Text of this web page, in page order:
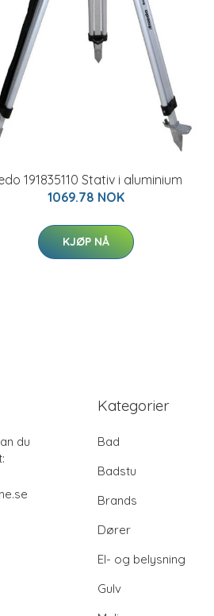
191835110 Stativ i aluminium
1069.78 NOK
KJØP NÅ
du
Kategorier
Bad
Badstu
Brands
Dører
El- og belysning
Gulv